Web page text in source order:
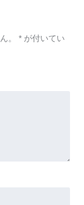
。 * が付いてい